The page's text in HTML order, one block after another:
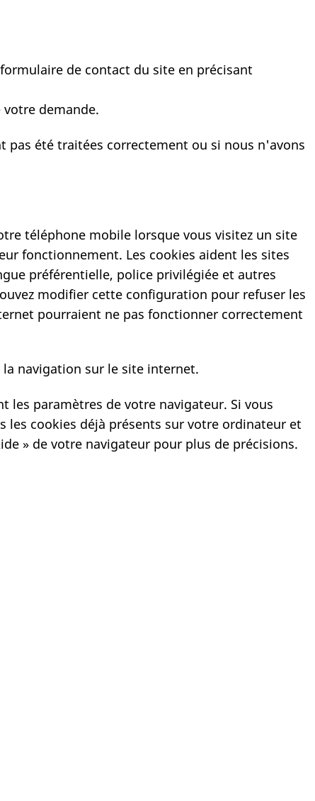
de contact du site en précisant
demande.
pas été traitées correctement ou si nous n'avons
téléphone mobile lorsque vous visitez un site
fonctionnement. Les cookies aident les sites
préférentielle, police privilégiée et autres
modifier cette configuration pour refuser les
pourraient ne pas fonctionner correctement
navigation sur le site internet.
les paramètres de votre navigateur. Si vous
les cookies déjà présents sur votre ordinateur et
» de votre navigateur pour plus de précisions.